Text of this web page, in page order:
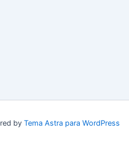
by Tema Astra para WordPress